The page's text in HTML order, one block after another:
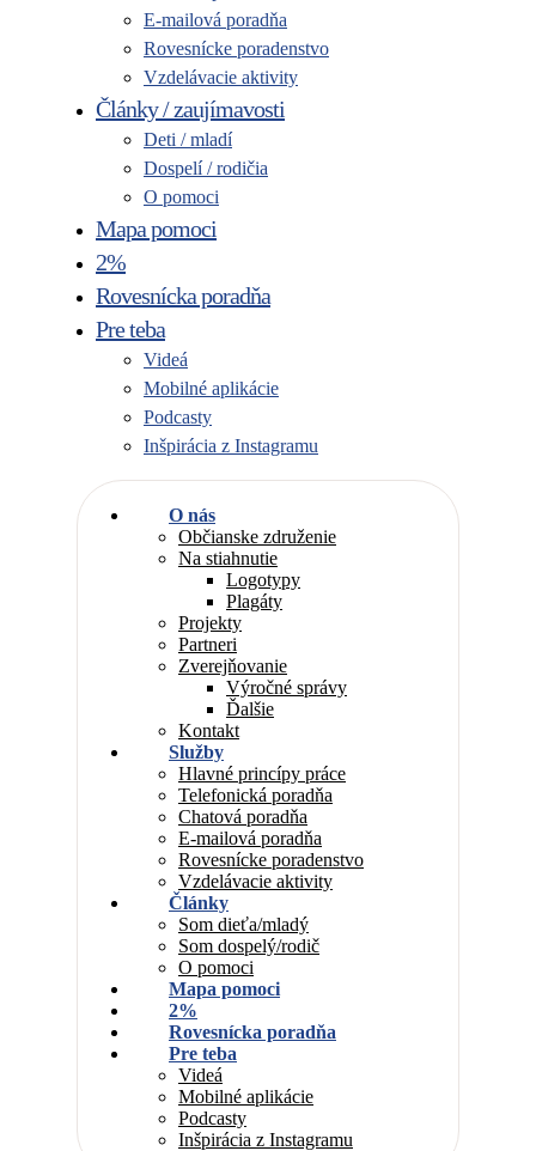
E-mailová poradňa
Rovesnícke poradenstvo
Vzdelávacie aktivity
Články / zaujímavosti
Deti / mladí
Dospelí / rodičia
O pomoci
Mapa pomoci
2%
Rovesnícka poradňa
Pre teba
Videá
Mobilné aplikácie
Podcasty
Inšpirácia z Instagramu
O nás
Občianske združenie
Na stiahnutie
Logotypy
Plagáty
Projekty
Partneri
Zverejňovanie
Výročné správy
Ďalšie
Kontakt
Služby
Hlavné princípy práce
Telefonická poradňa
Chatová poradňa
E-mailová poradňa
Rovesnícke poradenstvo
Vzdelávacie aktivity
Články
Som dieťa/mladý
Som dospelý/rodič
O pomoci
Mapa pomoci
2%
Rovesnícka poradňa
Pre teba
Videá
Mobilné aplikácie
Podcasty
Inšpirácia z Instagramu